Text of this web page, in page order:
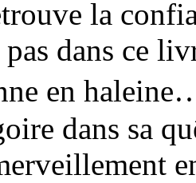
la
dans ce
en
dans sa